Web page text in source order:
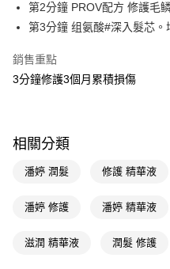
Apple Pay
悠遊付
相關說明
【關於「AFTEE先享後付」】
１．簡單：不需註冊會員、不需綁
３．安心：先確認商品／服務後，
即享券
全家取貨付款
第2分鐘 PROV配方 修護毛
第3分鐘 组氨酸#深入髮芯。
銷售重點
3分鐘修護3個月累積損傷
相關分類
潘婷 潤髮 修護 精華液
潘婷 修護 潘婷 精華液
滋潤 精華液 潤髮 修護